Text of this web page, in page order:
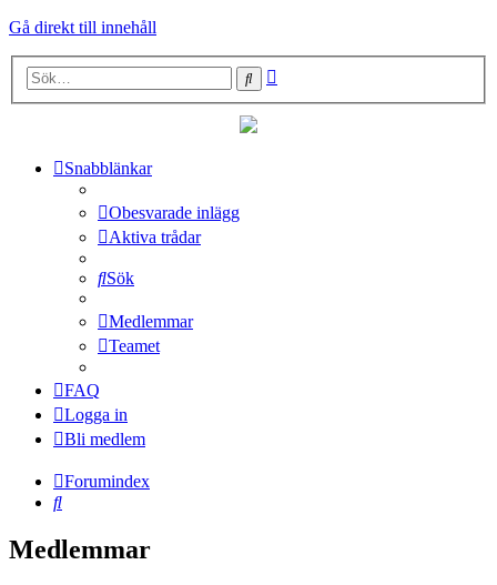
Gå direkt till innehåll
Sök
Snabblänkar
Obesvarade inlägg
Aktiva trådar
Sök
Medlemmar
Teamet
FAQ
Logga in
Bli medlem
Forumindex
Sök
Medlemmar